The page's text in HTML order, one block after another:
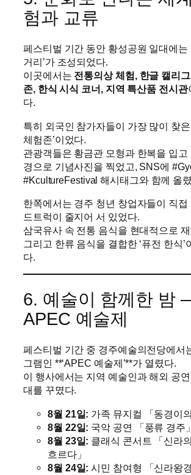
험과 교류
페스티벌 기간 동안 황성공원 일대에는
거리’가 조성되었다.
이곳에서는 전통의상 체험, 한글 캘리
존, 한식 시식 코너, 지역 특산품 전시관
다.
특히 외국인 참가자들이 가장 많이 찾은
체험존’이었다.
관광객들은 황금관 모형과 한복을 입고
경으로 기념사진을 찍었고, SNS에
#KcultureFestival 해시태그와 함께 올
한쪽에서는 경주 청년 창업자들이 직접
드트럭이 줄지어 서 있었다.
삼국유사 속 전통 음식을 현대적으로
그리고 한류 음식을 결합한 ‘퓨전 한식’
다.
6. 예술이 함께한 밤
APEC 예술제
페스티벌 기간 중 경주예술의전당에서
그램인 **‘APEC 예술제’**가 열렸다.
이 행사에서는 지역 예술인과 해외 공
대를 꾸몄다.
8월 21일: 가족 뮤지컬 「동경이
8월 22일: 국악 공연 「풍류 경주」
8월 23일: 클래식 콘서트 「신라
흐르다」
8월 24일: 시민 참여형 「신라왕